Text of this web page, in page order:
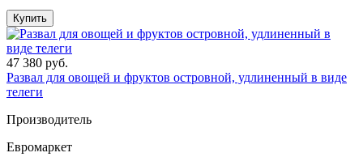
Купить
47 380 руб.
Развал для овощей и фруктов островной, удлиненный в виде
телеги
Производитель
Евромаркет